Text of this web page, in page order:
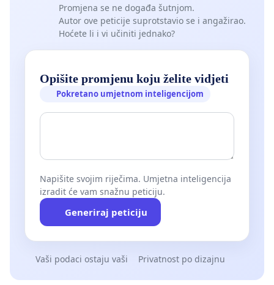
Promjena se ne događa šutnjom.
Autor ove peticije suprotstavio se i angažirao.
Hoćete li i vi učiniti jednako?
Opišite promjenu koju želite vidjeti
Pokretano umjetnom inteligencijom
Napišite svojim riječima. Umjetna inteligencija
izradit će vam snažnu peticiju.
Generiraj peticiju
Vaši podaci ostaju vaši Privatnost po dizajnu